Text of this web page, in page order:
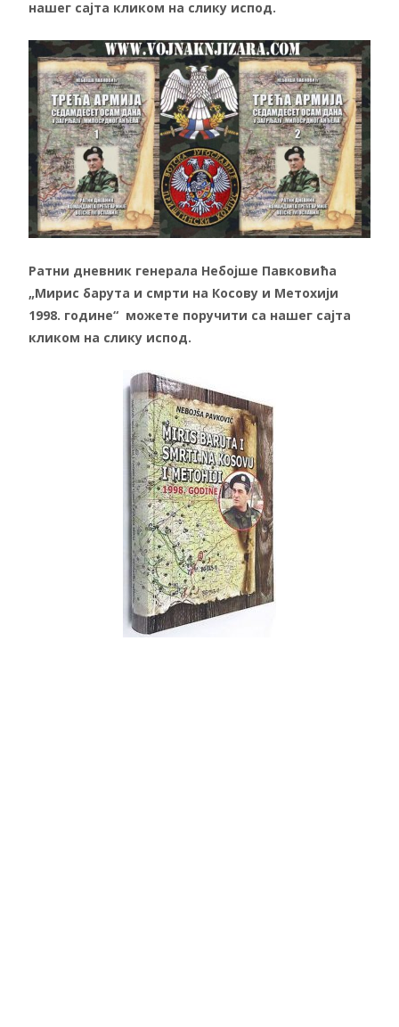
нашег сајта кликом на слику испод.
Ратни дневник генерала Небојше Павковића
„Мирис барута и смрти на Косову и Метохији
1998. године“ можете поручити са нашег сајта
кликом на слику испод.